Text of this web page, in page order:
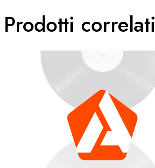
Prodotti correlati